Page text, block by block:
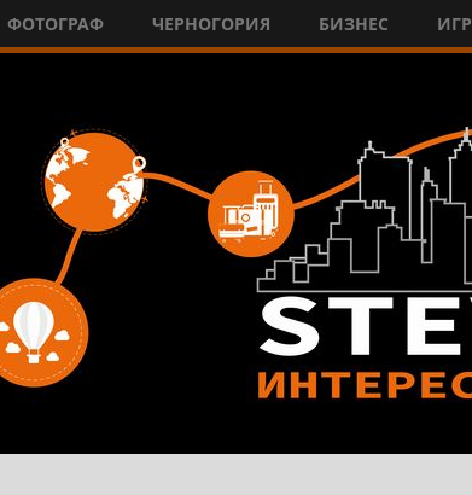
ФОТОГРАФ ЧЕРНОГОРИЯ БИЗНЕС